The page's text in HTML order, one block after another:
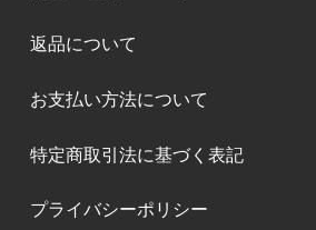
返品について
お支払い方法について
特定商取引法に基づく表記
プライバシーポリシー